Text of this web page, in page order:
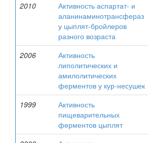
2010
Активность аспартат- и
аланинаминотрансфераз
у цыплят-бройлеров
разного возраста
2006
Активность
липолитических и
амилолитических
ферментов у кур-несушек
1999
Активность
пищеварительных
ферментов цыплят